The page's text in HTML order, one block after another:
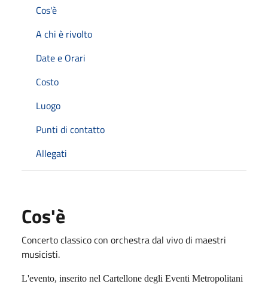
Cos'è
A chi è rivolto
Date e Orari
Costo
Luogo
Punti di contatto
Allegati
Cos'è
Concerto classico con orchestra dal vivo di maestri
musicisti.
L'evento, inserito nel Cartellone degli Eventi Metropolitani